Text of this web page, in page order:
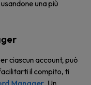
una più
ciascun account, può
il compito, ti
Manager. Un